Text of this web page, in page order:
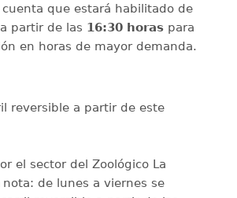
que estará habilitado de
partir de las 16:30 horaspara
en horas de mayor demanda.
reversible a partir de este
el sector del Zoológico La
de lunes a viernes se